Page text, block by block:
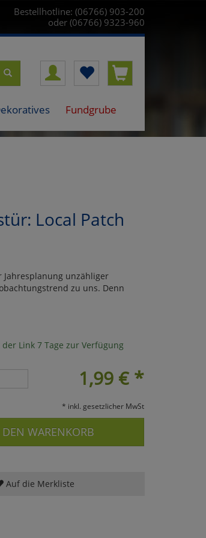
Bestellhotline: (06766) 903-200
oder (06766) 9323-960
Fundgrube
Local Patch
unzähliger
zu uns. Denn
Link 7 Tage zur Verfügung
1,99 €*
* inkl. gesetzlicher MwSt
WARENKORB
Auf die Merkliste